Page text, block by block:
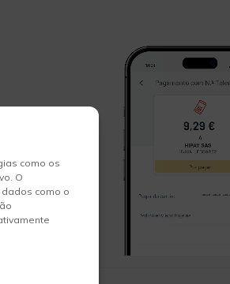
como os
O
como o